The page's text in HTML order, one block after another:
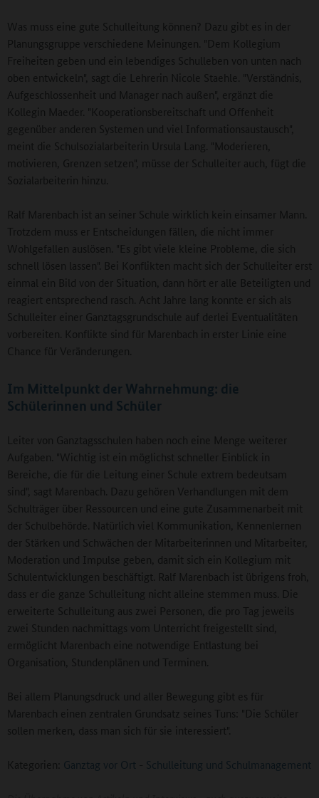
Was muss eine gute Schulleitung können? Dazu gibt es in der
Planungsgruppe verschiedene Meinungen. "Dem Kollegium
Freiheiten geben und ein lebendiges Schulleben von unten nach
oben entwickeln", sagt die Lehrerin Nicole Staehle. "Verständnis,
Aufgeschlossenheit und Manager nach außen", ergänzt die
Kollegin Maeder. "Kooperationsbereitschaft und Offenheit
gegenüber anderen Systemen und viel Informationsaustausch",
meint die Schulsozialarbeiterin Ursula Lang. "Moderieren,
motivieren, Grenzen setzen", müsse der Schulleiter auch, fügt die
Sozialarbeiterin hinzu.
Ralf Marenbach ist an seiner Schule wirklich kein einsamer Mann.
Trotzdem muss er Entscheidungen fällen, die nicht immer
Wohlgefallen auslösen. "Es gibt viele kleine Probleme, die sich
schnell lösen lassen". Bei Konflikten macht sich der Schulleiter erst
einmal ein Bild von der Situation, dann hört er alle Beteiligten und
reagiert entsprechend rasch. Acht Jahre lang konnte er sich als
Schulleiter einer Ganztagsgrundschule auf derlei Eventualitäten
vorbereiten. Konflikte sind für Marenbach in erster Linie eine
Chance für Veränderungen.
Im Mittelpunkt der Wahrnehmung: die
Schülerinnen und Schüler
Leiter von Ganztagsschulen haben noch eine Menge weiterer
Aufgaben. "Wichtig ist ein möglichst schneller Einblick in
Bereiche, die für die Leitung einer Schule extrem bedeutsam
sind", sagt Marenbach. Dazu gehören Verhandlungen mit dem
Schulträger über Ressourcen und eine gute Zusammenarbeit mit
der Schulbehörde. Natürlich viel Kommunikation, Kennenlernen
der Stärken und Schwächen der Mitarbeiterinnen und Mitarbeiter,
Moderation und Impulse geben, damit sich ein Kollegium mit
Schulentwicklungen beschäftigt. Ralf Marenbach ist übrigens froh,
dass er die ganze Schulleitung nicht alleine stemmen muss. Die
erweiterte Schulleitung aus zwei Personen, die pro Tag jeweils
zwei Stunden nachmittags vom Unterricht freigestellt sind,
ermöglicht Marenbach eine notwendige Entlastung bei
Organisation, Stundenplänen und Terminen.
Bei allem Planungsdruck und aller Bewegung gibt es für
Marenbach einen zentralen Grundsatz seines Tuns: "Die Schüler
sollen merken, dass man sich für sie interessiert".
Kategorien: Ganztag vor Ort - Schulleitung und Schulmanagement